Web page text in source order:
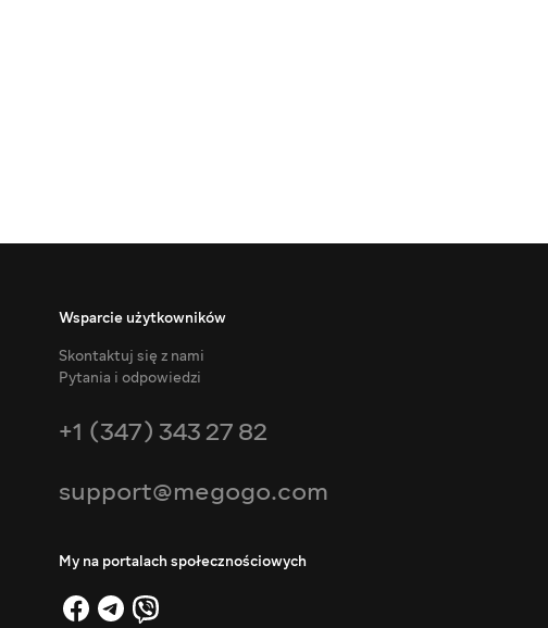
Wsparcie użytkowników
Skontaktuj się z nami
Pytania i odpowiedzi
+1 (347) 343 27 82
support@megogo.com
My na portalach społecznościowych